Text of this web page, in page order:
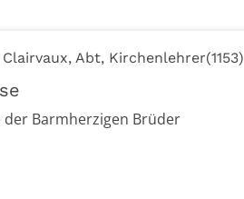
Abt, Kirchenlehrer(1153)
der Barmherzigen Brüder